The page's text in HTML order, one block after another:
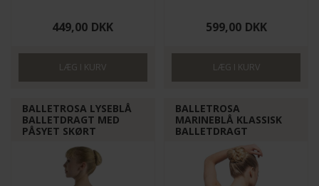
449,00 DKK 599,00 DKK
BALLETROSA LYSEBLÅ
BALLETDRAGT MED
PÅSYET SKØRT
BALLETROSA
MARINEBLÅ KLASSISK
BALLETDRAGT